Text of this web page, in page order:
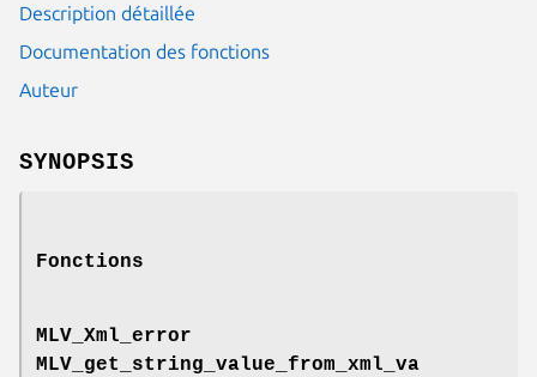
Description détaillée
Documentation des fonctions
Auteur
SYNOPSIS
Fonctions
MLV_Xml_error
MLV_get_string_value_from_xml_va